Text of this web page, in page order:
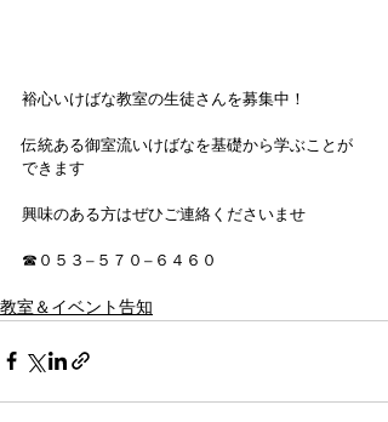
裕心いけばな教室の生徒さんを募集中！
伝統ある御室流いけばなを基礎から学ぶことが
できます
興味のある方はぜひご連絡くださいませ
☎︎０５３−５７０−６４６０
教室＆イベント告知